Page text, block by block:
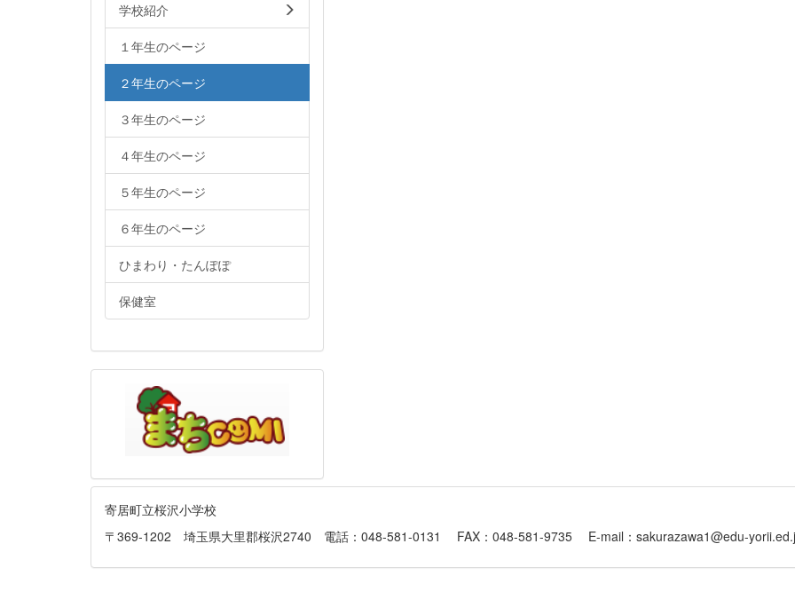
学校紹介
１年生のページ
２年生のページ
３年生のページ
４年生のページ
５年生のページ
６年生のページ
ひまわり・たんぽぽ
保健室
寄居町立桜沢小学校
〒369-1202 埼玉県大里郡桜沢2740 電話：048-581-0131 FAX：048-581-9735 E-mail：sakurazawa1@edu-